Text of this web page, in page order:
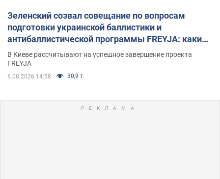
Зеленский созвал совещание по вопросам
подготовки украинской баллистики и
антибаллистической программы FREYJA: какие
решения готовятся
В Киеве рассчитывают на успешное завершение проекта
FREYJA
6.08.2026 14:58 30,9 т.